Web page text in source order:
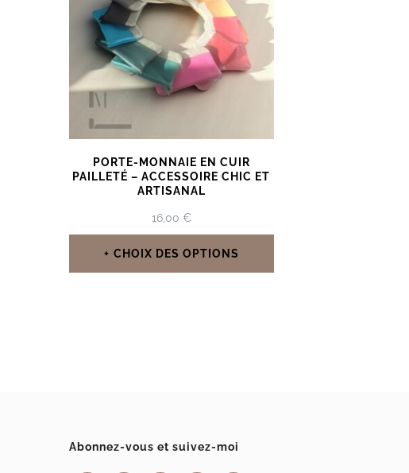
PORTE-MONNAIE EN CUIR
PAILLETÉ – ACCESSOIRE CHIC ET
ARTISANAL
16,00 €
CHOIX DES OPTIONS
options
peuvent
Abonnez-vous et suivez-moi